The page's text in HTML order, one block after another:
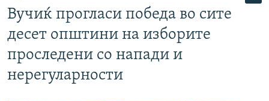
Вучиќ прогласи победа во сите
десет општини на изборите
проследени со напади и
нерегуларности